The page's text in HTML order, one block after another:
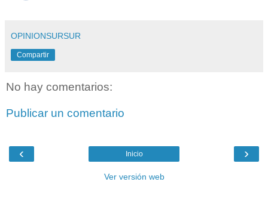
OPINIONSURSUR
Compartir
No hay comentarios:
Publicar un comentario
‹ ›
Inicio
Ver versión web